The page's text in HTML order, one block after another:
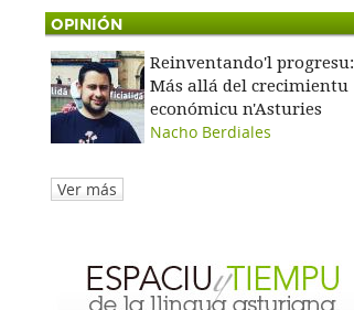
OPINIÓN
Reinventando'l progresu:
Más allá del crecimientu
económicu n'Asturies
Nacho Berdiales
Ver más